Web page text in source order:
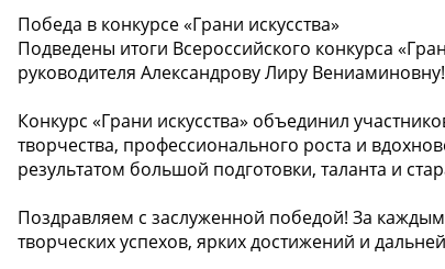
Победа в конкурсе «Грани искусства»
Подведены итоги Всероссийского конкурса
руководителя Александрову Лиру Вениаминовну!
Конкурс «Грани искусства» объединил
творчества, профессионального роста и
результатом большой подготовки, таланта и
Поздравляем с заслуженной победой! За
творческих успехов, ярких достижений и